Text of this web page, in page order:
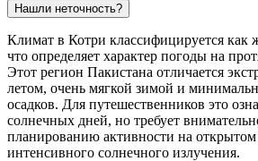
Нашли неточность?
Климат в Котри классифицируется
что определяет характер погоды на
Этот регион Пакистана отличается
летом, очень мягкой зимой и
осадков. Для путешественников это
солнечных дней, но требует
планированию активности на открытом
интенсивного солнечного излучения.